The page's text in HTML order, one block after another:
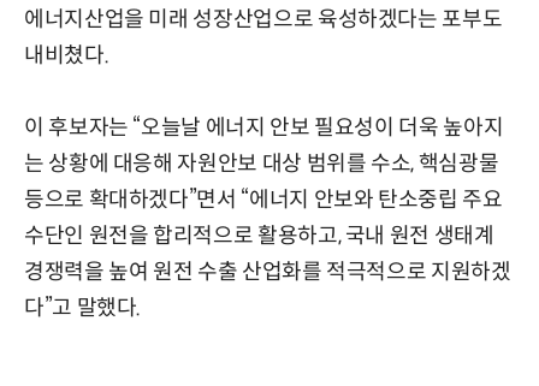
에너지산업을 미래 성장산업으로 육성하겠다는 포부도
내비쳤다.
이 후보자는 “오늘날 에너지 안보 필요성이 더욱 높아지
는 상황에 대응해 자원안보 대상 범위를 수소, 핵심광물
등으로 확대하겠다”면서 “에너지 안보와 탄소중립 주요
수단인 원전을 합리적으로 활용하고, 국내 원전 생태계
경쟁력을 높여 원전 수출 산업화를 적극적으로 지원하겠
다”고 말했다.